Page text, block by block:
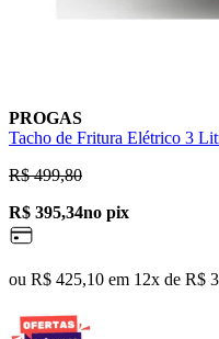
PROGAS
Tacho de Fritura Elétrico 3
R$ 499,80
R$ 395,34no pix
ou R$ 425,10 em 12x de R$